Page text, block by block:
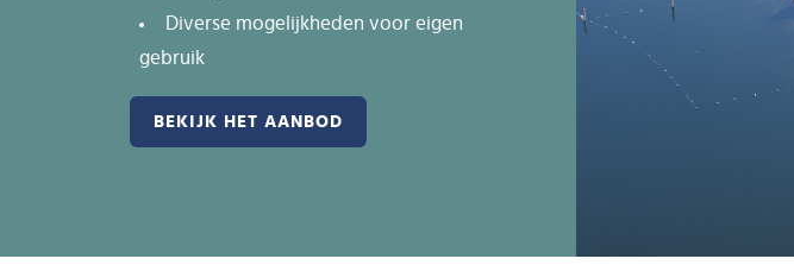
Diverse mogelijkheden voor eigen
gebruik
BEKIJK HET AANBOD